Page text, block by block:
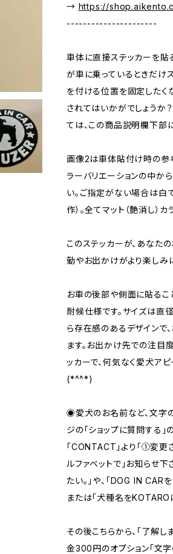
→ https://
----------------------
車体に直接ステッカーを貼
が車に乗っているときだけ
を付ける位置を固定したく
されてはいかがでしょうか
ては、この商品説明欄下部に
画像2は車体貼付け時の参
ラーバリエーションの中か
い。ご指定がない場合は白
作）。全てマット（艶消し）カ
このステッカーが、あなた
勤やお出かけがより楽しみ
お車の後部や側面に貼るこ
耐候仕様です。サイズは直
ら存在感のあるデザインで
ます。お出かけ先での注目
ッカーで、何気なく愛犬ア
(*^^*)
◉愛犬のお名前など、文字
ジの「ショップに質問する
「CONTACT」より「①変更
ルファベットで」お知らせ下
たい。」や、「DOG IN CAR
または「犬種名をKOTARO
その後こちらから、「了解
金300円のオプション「文